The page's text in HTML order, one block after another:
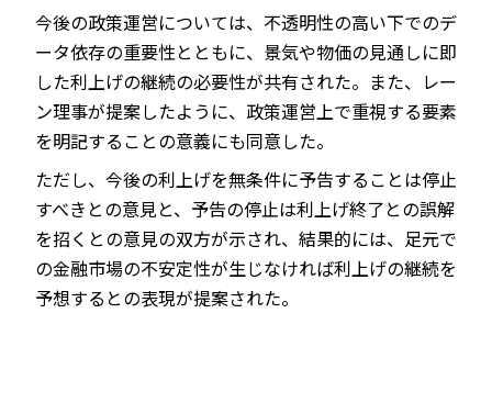
今後の政策運営については、不透明性の高い下でのデ
ータ依存の重要性とともに、景気や物価の見通しに即
した利上げの継続の必要性が共有された。また、レー
ン理事が提案したように、政策運営上で重視する要素
を明記することの意義にも同意した。
ただし、今後の利上げを無条件に予告することは停止
すべきとの意見と、予告の停止は利上げ終了との誤解
を招くとの意見の双方が示され、結果的には、足元で
の金融市場の不安定性が生じなければ利上げの継続を
予想するとの表現が提案された。